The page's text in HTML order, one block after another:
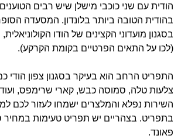
הודית עם שני כוכבי מישלן שיש רבים
בהודית הטובה ביותר בלונדון. המסעדה
בסגנון מועדוני הקצינים של הודו
(לכו על התאים הפרטיים בקומת הקרקע).
התפריט הרחב הוא בעיקר בסגנון צפון הודי
צלעות טלה, סמוסה כבש, קארי שרימפס, ועוד
השירות נפלא והמלצרים ישמחו לעזור לכם
פאונד.